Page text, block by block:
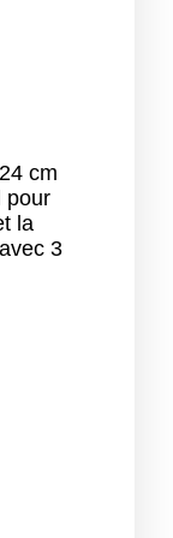
cm
pour
la
3